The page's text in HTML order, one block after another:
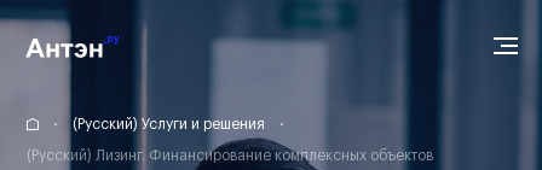
(Русский) Услуги и решения
(Русский) Лизинг. Финансирование комплексных объектов